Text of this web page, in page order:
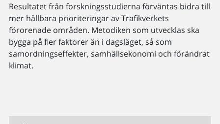
Resultatet från forskningsstudierna förväntas bidra till
mer hållbara prioriteringar av Trafikverkets
förorenade områden. Metodiken som utvecklas ska
bygga på fler faktorer än i dagsläget, så som
samordningseffekter, samhällsekonomi och förändrat
klimat.